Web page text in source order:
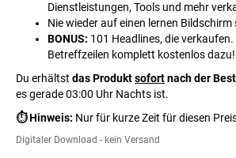
Dienstleistungen, Tools und mehr
Nie wieder auf einen lernen Bildschirm
BONUS: 101 Headlines, die
Betreffzeilen komplett kostenlos dazu!
Du erhältst das Produktsofortnach der
es gerade 03:00 Uhr Nachts ist.
⏱ Hinweis: Nur für kurze Zeit für diesen
Digitaler Download - kein Versand